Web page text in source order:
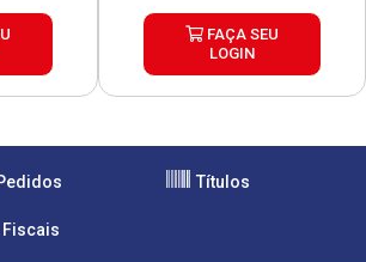
FAÇA SEU
LOGIN
Títulos
Fiscais